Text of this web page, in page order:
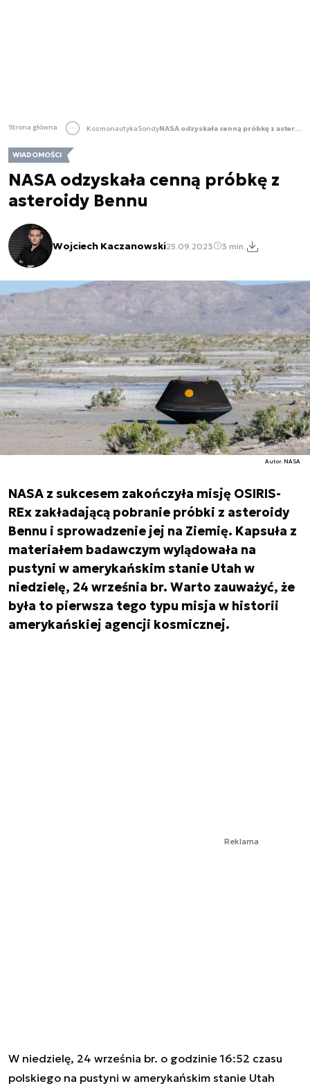
Strona główna KosmonautykaSondy NASA odzyskała cenną próbkę z asteroidy Bennu
WIADOMOŚCI
NASA odzyskała cenną próbkę z
asteroidy Bennu
Wojciech Kaczanowski25.09.2023 3 min.
Autor. NASA
NASA z sukcesem zakończyła misję OSIRIS-
REx zakładającą pobranie próbki z asteroidy
Bennu i sprowadzenie jej na Ziemię. Kapsuła z
materiałem badawczym wylądowała na
pustyni w amerykańskim stanie Utah w
niedzielę, 24 września br. Warto zauważyć, że
była to pierwsza tego typu misja w historii
amerykańskiej agencji kosmicznej.
Reklama
W niedzielę, 24 września br. o godzinie 16:52 czasu
polskiego na pustyni w amerykańskim stanie Utah